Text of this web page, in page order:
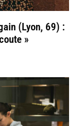
(Lyon, 69) :
»